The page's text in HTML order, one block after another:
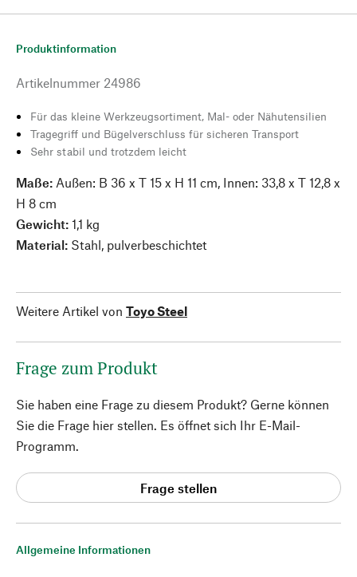
Allgemeine Informationen
Produktinformation
Artikelnummer 24986
Für das kleine Werkzeugsortiment, Mal- oder Nähutensilien
Tragegriff und Bügelverschluss für sicheren Transport
Sehr stabil und trotzdem leicht
Maße: Außen: B 36 x T 15 x H 11 cm, Innen: 33,8 x T 12,8 x
H 8 cm
Gewicht: 1,1 kg
Material: Stahl, pulverbeschichtet
Weitere Artikel von Toyo Steel
Frage zum Produkt
Sie haben eine Frage zu diesem Produkt? Gerne können
Sie die Frage hier stellen. Es öffnet sich Ihr E-Mail-
Programm.
Frage stellen